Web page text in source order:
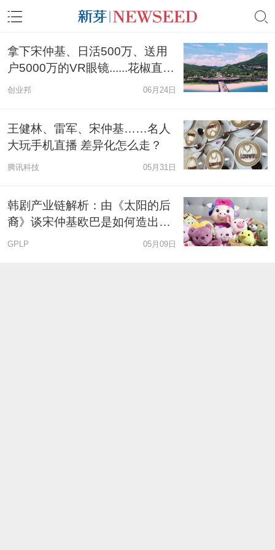
拿下宋仲基、日活500万、送用
户5000万的VR眼镜......花椒直播
凭啥这么“任性”？！
创业邦 06月24日
王健林、雷军、宋仲基……名人
大玩手机直播 差异化怎么走？
腾讯科技 05月31日
韩剧产业链解析：由《太阳的后
裔》谈宋仲基欧巴是如何造出来
的
GPLP 05月09日